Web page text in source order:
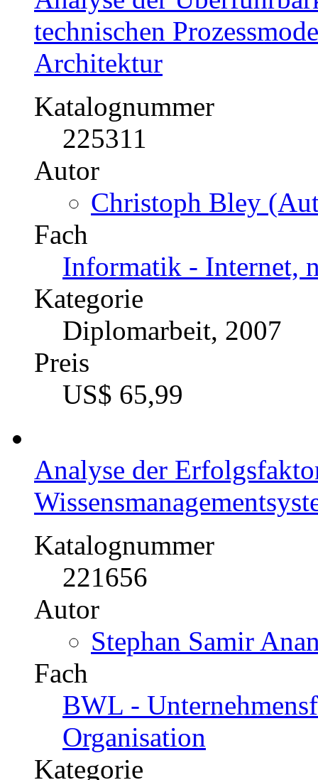
technischen
Architektur
Katalognummer
225311
Autor
Christoph Bley
Fach
Informatik - Internet,
Kategorie
Diplomarbeit, 2007
Preis
US$ 65,99
Analyse der
Katalognummer
221656
Autor
Stephan Samir
Fach
BWL -
Organisation
Kategorie